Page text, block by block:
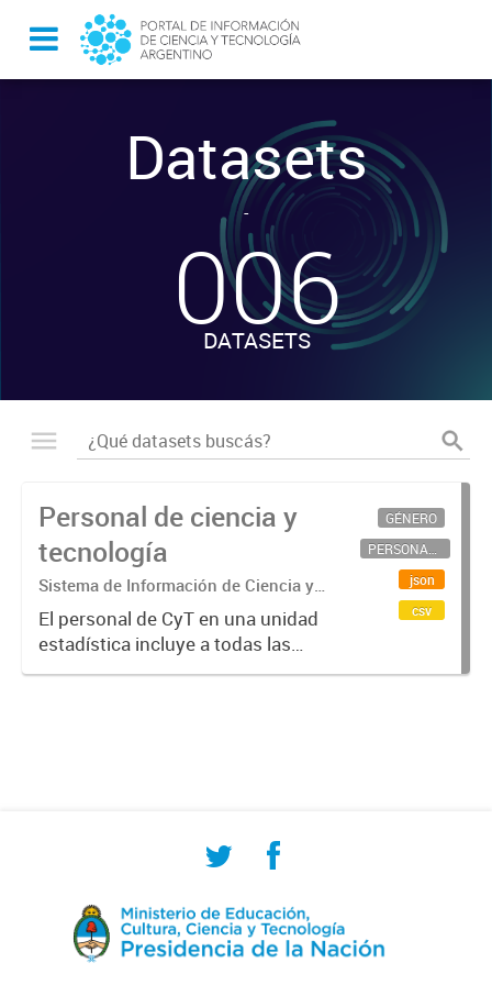
Datasets
-
006
DATASETS
Personal de ciencia y
tecnología
Sistema de Información de Ciencia y
Tecnología Argentino (SICYTAR)
El personal de CyT en una unidad
estadística incluye a todas las
personas involucradas
GÉNERO
PERSONAL CIENTÍFICO-TECNOLÓGICO
json
csv